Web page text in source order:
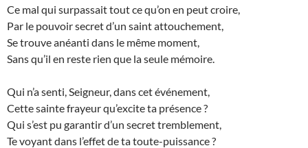
Ce mal qui surpassait tout ce qu’on en peut croire,
Par le pouvoir secret d’un saint attouchement,
Se trouve anéanti dans le même moment,
Sans qu’il en reste rien que la seule mémoire.
Qui n’a senti, Seigneur, dans cet événement,
Cette sainte frayeur qu’excite ta présence ?
Qui s’est pu garantir d’un secret tremblement,
Te voyant dans l’effet de ta toute-puissance ?